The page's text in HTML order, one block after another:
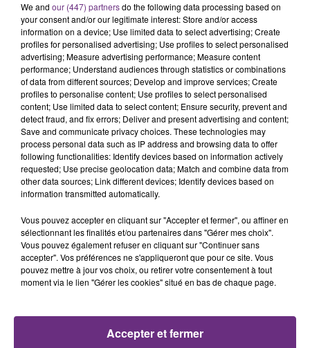
14h39
L'INSPECTION DU TRAVAIL RAPPELLE À
L'ORDRE SUR LES CONDITIONS DE...
Alors que les dates de début des vendange 2026
s'est avéré être plus précoce que prévu,
l'inspection du Travail en profite pour rappeler
les conditions de...
5 août 2026
UN FEU DE REMORQUE BLOQUE LA
Un feu de remorque s'est déclaré ce mercredi en
fin de matinée sur l'A34.
We and our (447) partnersdo the following data processing based on
your consent and/or our legitimate interest: Store and/or access
information on a device; Use limited data to select advertising; Create
profiles for personalised advertising; Use profiles to select personalised
advertising; Measure advertising performance; Measure content
performance; Understand audiences through statistics or combinations
of data from different sources; Develop and improve services; Create
profiles to personalise content; Use profiles to select personalised
content; Use limited data to select content; Ensure security, prevent and
detect fraud, and fix errors; Deliver and present advertising and content;
Save and communicate privacy choices. These technologies may
process personal data such as IP address and browsing data to offer
following functionalities: Identify devices based on information actively
requested; Use precise geolocation data; Match and combine data from
other data sources; Link different devices; Identify devices based on
information transmitted automatically.
Vous pouvez accepter en cliquant sur "Accepter et fermer", ou affiner en
sélectionnant les finalités et/ou partenaires dans "Gérer mes choix".
Vous pouvez également refuser en cliquant sur "Continuer sans
accepter". Vos préférences ne s'appliqueront que pour ce site. Vous
pouvez mettre à jour vos choix, ou retirer votre consentement à tout
moment via le lien "Gérer les cookies" situé en bas de chaque page.
Accepter et fermer